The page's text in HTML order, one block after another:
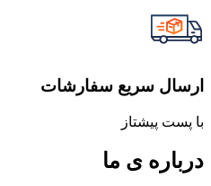
ارسال سریع سفارشات
با پست پیشتاز
درباره ی ما